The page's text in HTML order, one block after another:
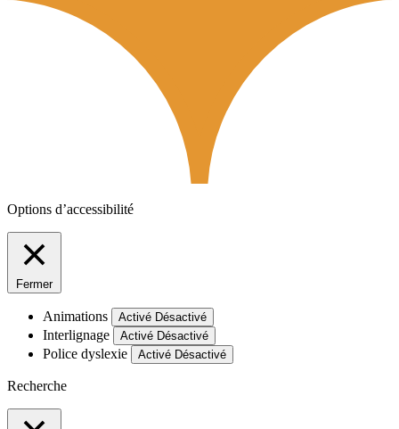
Options d’accessibilité
Fermer
Animations Activé Désactivé
Interlignage Activé Désactivé
Police dyslexie Activé Désactivé
Recherche